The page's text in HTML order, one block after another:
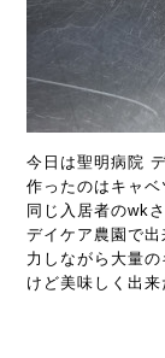
今日は聖明病院
作ったのはキャ
同じ入居者のwk
デイケア農園で
力しながら大量
けど美味しく出